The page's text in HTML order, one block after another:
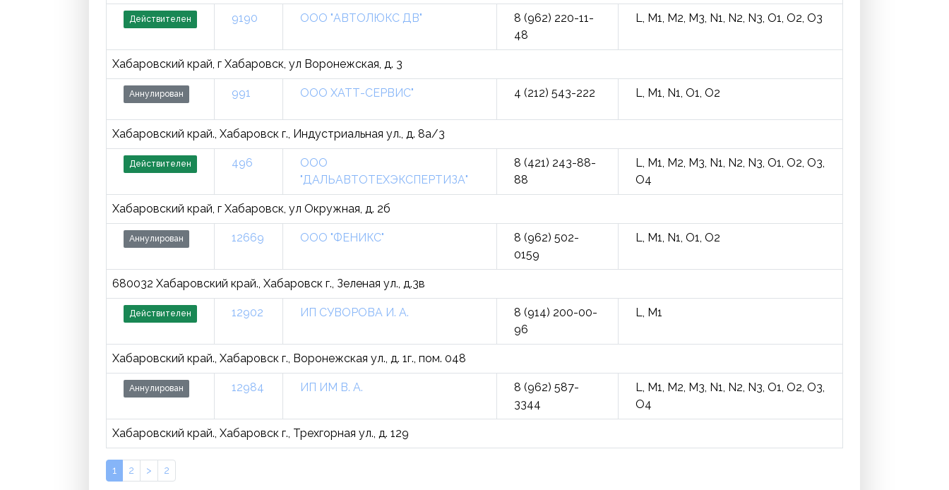
Действителен 9190 ООО "АВТОЛЮКС ДВ"
8 (962) 220-11-
48
L, M1, M2, M3, N1, N2, N3, O1, O2, O3
Хабаровский край, г Хабаровск, ул Воронежская, д. 3
Аннулирован 991 ООО ХАТТ-СЕРВИС" 4 (212) 543-222 L, M1, N1, O1, O2
Хабаровский край., Хабаровск г., Индустриальная ул., д. 8а/3
Действителен 496
ООО
"ДАЛЬАВТОТЕХЭКСПЕРТИЗА"
8 (421) 243-88-
88
L, M1, M2, M3, N1, N2, N3, O1, O2, O3,
O4
Хабаровский край, г Хабаровск, ул Окружная, д. 2б
Аннулирован 12669 ООО "ФЕНИКС"
8 (962) 502-
0159
L, M1, N1, O1, O2
680032 Хабаровский край., Хабаровск г., Зеленая ул., д.3в
Действителен 12902 ИП СУВОРОВА И. А.
8 (914) 200-00-
96
L, M1
Хабаровский край., Хабаровск г., Воронежская ул., д. 1г., пом. 048
Аннулирован 12984 ИП ИМ В. А.
8 (962) 587-
3344
L, M1, M2, M3, N1, N2, N3, O1, O2, O3,
O4
Хабаровский край., Хабаровск г., Трехгорная ул., д. 129
1 2 > 2